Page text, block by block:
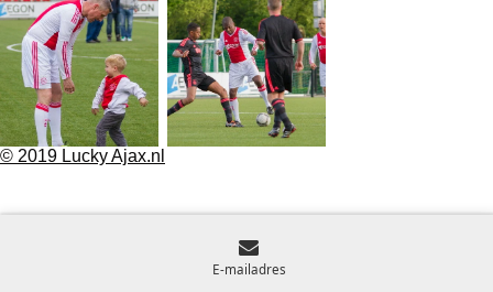
© 2019 Lucky Ajax.nl
E-mailadres